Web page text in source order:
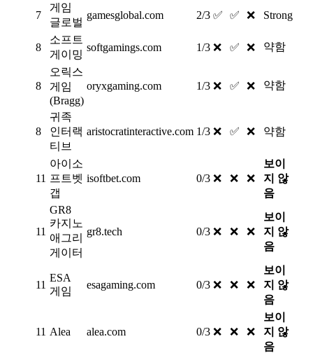
7
게임
글로벌
gamesglobal.com 2/3 ✅ ✅ ❌ Strong
8
소프트
게이밍
softgamings.com 1/3 ❌ ✅ ❌ 약함
8
오릭스
게임
(Bragg)
oryxgaming.com 1/3 ❌ ✅ ❌ 약함
8
귀족
인터랙
티브
aristocratinteractive.com 1/3 ❌ ✅ ❌ 약함
11
아이소
프트벳
갭
isoftbet.com 0/3 ❌ ❌ ❌
보이
지 않
음
11
GR8
카지노
애그리
게이터
gr8.tech 0/3 ❌ ❌ ❌
보이
지 않
음
11
ESA
게임
esagaming.com 0/3 ❌ ❌ ❌
보이
지 않
음
11 Alea alea.com 0/3 ❌ ❌ ❌
보이
지 않
음